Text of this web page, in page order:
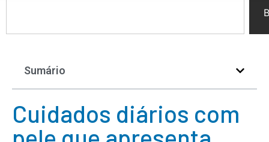
Sumário
Cuidados diários com